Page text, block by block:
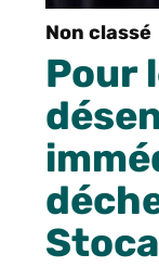
Non classé
Pour